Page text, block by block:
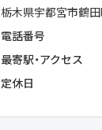
栃木県宇都宮市鶴
電話番号
最寄駅・アクセス
定休日